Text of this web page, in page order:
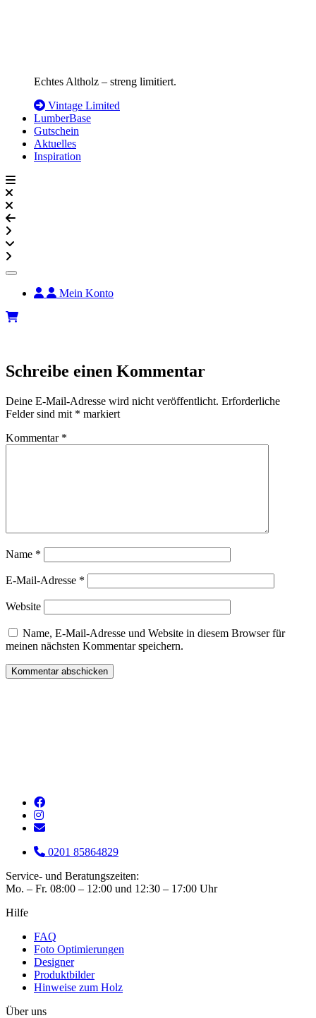
Echtes Altholz – streng limitiert.
Vintage Limited
LumberBase
Gutschein
Aktuelles
Inspiration
Mein Konto
Schreibe einen Kommentar
Deine E-Mail-Adresse wird nicht veröffentlicht. Erforderliche
Felder sind mit * markiert
Kommentar *
Name *
E-Mail-Adresse *
Website
Name, E-Mail-Adresse und Website in diesem Browser für
meinen nächsten Kommentar speichern.
0201 85864829
Service- und Beratungszeiten:
Mo. – Fr. 08:00 – 12:00 und 12:30 – 17:00 Uhr
Hilfe
FAQ
Foto Optimierungen
Designer
Produktbilder
Hinweise zum Holz
Über uns